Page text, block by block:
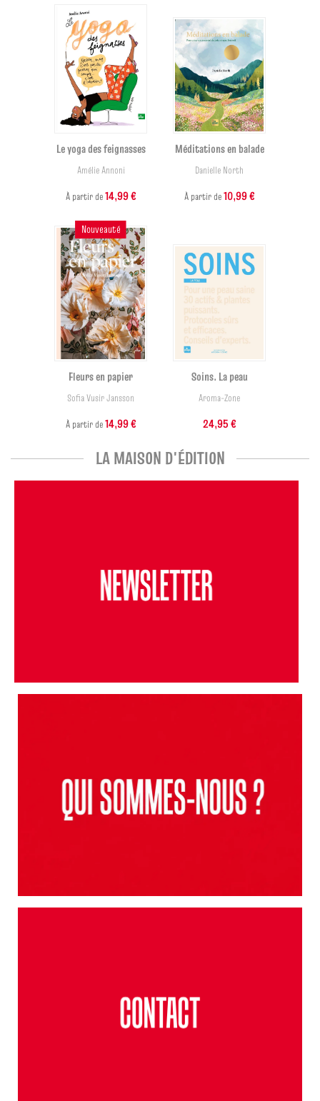
Le yoga des feignasses
Amélie Annoni
À partir de14,99 €
Méditations en balade
Danielle North
À partir de10,99 €
Nouveauté
Fleurs en papier
Sofia Vusir Jansson
À partir de14,99 €
Soins. La peau
Aroma-Zone
24,95 €
LA MAISON D'ÉDITION